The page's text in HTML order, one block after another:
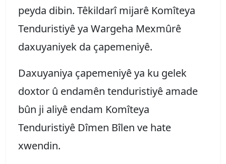
peyda dibin. Têkildarî mijarê Komîteya
Tenduristiyê ya Wargeha Mexmûrê
daxuyaniyek da çapemeniyê.
Daxuyaniya çapemeniyê ya ku gelek
doxtor û endamên tenduristiyê amade
bûn ji aliyê endam Komîteya
Tenduristiyê Dîmen Bîlen ve hate
xwendin.